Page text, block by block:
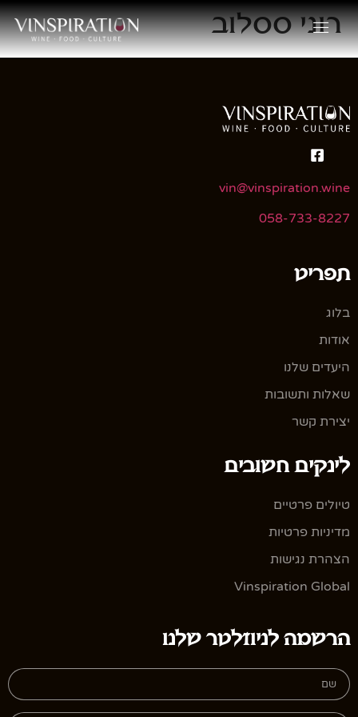
רוני ססלוב
vin@vinspiration.wine
058-733-8227
תפריט
בלוג
אודות
היעדים שלנו
שאלות ותשובות
יצירת קשר
לינקים חשובים
טיולים פרטיים
מדיניות פרטיות
הצהרת נגישות
Vinspiration Global
הרשמה לניוזלטר שלנו